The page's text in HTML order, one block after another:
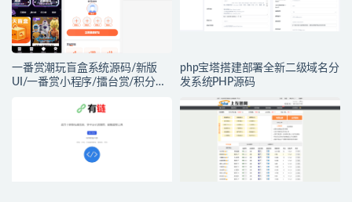
一番赏潮玩盲盒系统源码/新版
UI/一番赏小程序/擂台赏/积分赏/
php宝塔搭建部署全新二级域名分
发系统PHP源码